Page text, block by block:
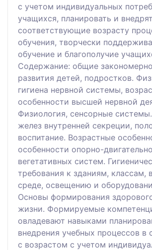
с учетом индивидуальных
учащихся, планировать и
соответствующие возрасту
обучения, творчески
обучение и благополучие
Содержание: общие
развития детей, подростков.
гигиена нервной системы,
особенности высшей нервной
Физиология, сенсорные
желез внутренней секреции,
воспитание. Возрастные
особенности опорно-
вегетативных систем.
требования к зданиям, классам,
среде, освещению и
Основы формирования
жизни. Формируемые
овладевают навыками
внедрения учебных процессов в
с возрастом с учетом